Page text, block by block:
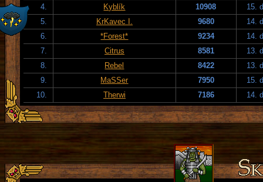
4.
Kyblík 10908
15.
5.
KrKavec I. 9680
14.
6.
*Forest* 9234
14.
7.
Citrus 8581
13.
8.
Rebel 8422
13.
9.
MaSSer 7950
15.
10.
Therwi 7186 14.